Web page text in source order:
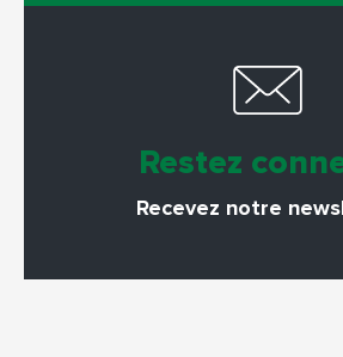
Restez
Recevez notre